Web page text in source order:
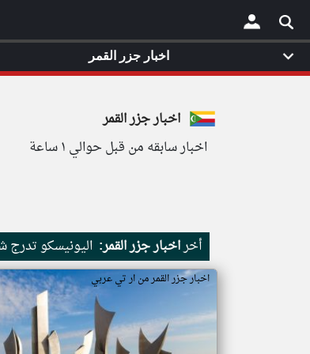
×
اخبار جزر القمر
اخبار سابقه من قبل حوالي ١ ساعة
أخراخبار جزر القمر: اليونيسكو تدرج
اخبار جزر القمر من ار تي عربي
اخبار جزر القمر